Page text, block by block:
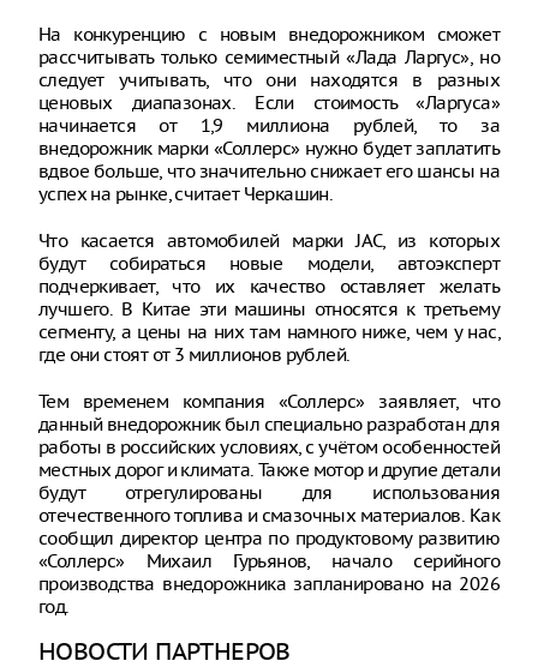
На конкуренцию с новым внедорожником сможет
рассчитывать только семиместный «Лада Ларгус», но
следует учитывать, что они находятся в разных
ценовых диапазонах. Если стоимость «Ларгуса»
начинается от 1,9 миллиона рублей, то за
внедорожник марки «Соллерс» нужно будет заплатить
вдвое больше, что значительно снижает его шансы на
успех на рынке, считает Черкашин.
Что касается автомобилей марки JAC, из которых
будут собираться новые модели, автоэксперт
подчеркивает, что их качество оставляет желать
лучшего. В Китае эти машины относятся к третьему
сегменту, а цены на них там намного ниже, чем у нас,
где они стоят от 3 миллионов рублей.
Тем временем компания «Соллерс» заявляет, что
данный внедорожник был специально разработан для
работы в российских условиях, с учётом особенностей
местных дорог и климата. Также мотор и другие детали
будут отрегулированы для использования
отечественного топлива и смазочных материалов. Как
сообщил директор центра по продуктовому развитию
«Соллерс» Михаил Гурьянов, начало серийного
производства внедорожника запланировано на 2026
год.
НОВОСТИ ПАРТНЕРОВ